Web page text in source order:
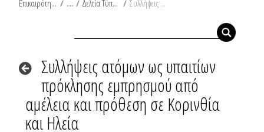
Επικαιρότητα / Δελτία Τύπου / Συλλήψεις ατόμων ως υπαιτίων πρόκλησης εμπρησμού από αμέλεια και πρόθεση σε Κορινθία και Ηλεία
Συλλήψεις ατόμων ως υπαιτίων
πρόκλησης εμπρησμού από
αμέλεια και πρόθεση σε Κορινθία
και Ηλεία